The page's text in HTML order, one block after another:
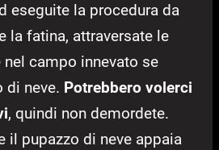
eseguite la procedura da
la fatina, attraversate le
campo innevato se
di neve. Potrebbero volerci
, quindi non demordete.
il pupazzo di neve appaia